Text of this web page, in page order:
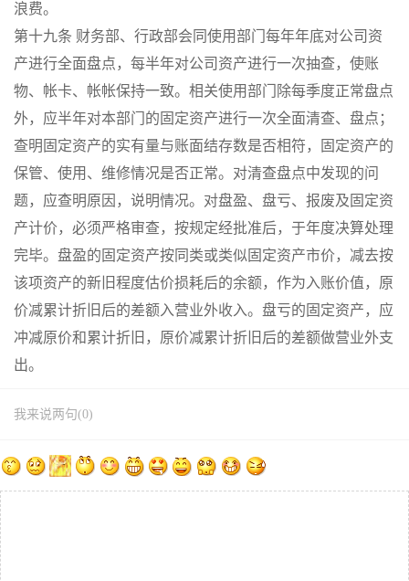
浪费。
第十九条 财务部、行政部会同使用部门每年年底对公司资
产进行全面盘点，每半年对公司资产进行一次抽查，使账
物、帐卡、帐帐保持一致。相关使用部门除每季度正常盘点
外，应半年对本部门的固定资产进行一次全面清查、盘点；
查明固定资产的实有量与账面结存数是否相符，固定资产的
保管、使用、维修情况是否正常。对清查盘点中发现的问
题，应查明原因，说明情况。对盘盈、盘亏、报废及固定资
产计价，必须严格审查，按规定经批准后，于年度决算处理
完毕。盘盈的固定资产按同类或类似固定资产市价，减去按
该项资产的新旧程度估价损耗后的余额，作为入账价值，原
价减累计折旧后的差额入营业外收入。盘亏的固定资产，应
冲减原价和累计折旧，原价减累计折旧后的差额做营业外支
出。
我来说两句(0)